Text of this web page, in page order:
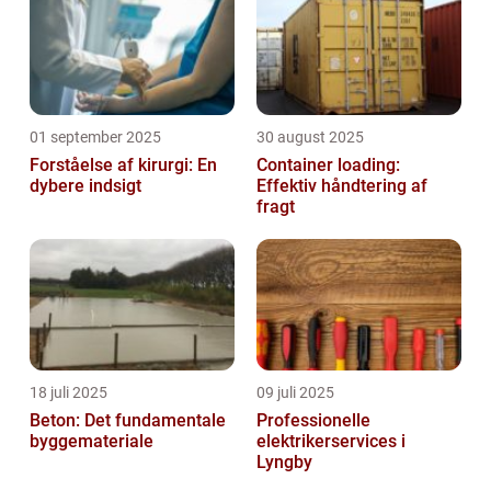
01 september 2025
Forståelse af kirurgi: En
dybere indsigt
30 august 2025
Container loading:
Effektiv håndtering af
fragt
18 juli 2025
Beton: Det fundamentale
byggemateriale
09 juli 2025
Professionelle
elektrikerservices i
Lyngby